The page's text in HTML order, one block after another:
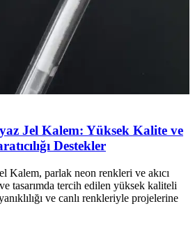
Jel Kalem: Yüksek Kalite ve
Destekler
Kalem, parlak neon renkleri ve akıcı
tasarımda tercih edilen yüksek kaliteli
ve canlı renkleriyle projelerine